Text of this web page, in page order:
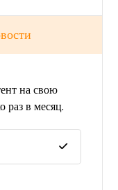
на свою
раз в месяц.